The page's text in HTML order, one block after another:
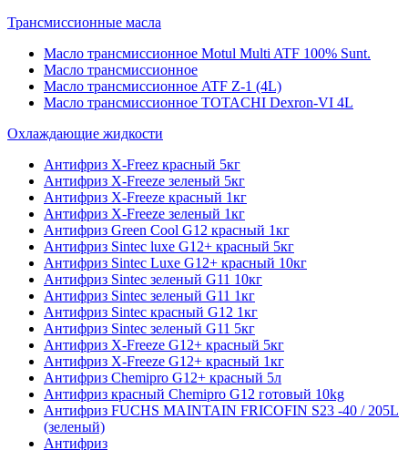
Трансмиссионные масла
Масло трансмиссионное Motul Multi ATF 100% Sunt.
Масло трансмиссионное
Масло трансмиссионное ATF Z-1 (4L)
Масло трансмиссионное TOTACHI Dexron-VI 4L
Охлаждающие жидкости
Антифриз X-Freez красный 5кг
Антифриз X-Freeze зеленый 5кг
Антифриз X-Freeze красный 1кг
Антифриз X-Freeze зеленый 1кг
Антифриз Green Cool G12 красный 1кг
Антифриз Sintec luxe G12+ красный 5кг
Антифриз Sintec Luxe G12+ красный 10кг
Антифриз Sintec зеленый G11 10кг
Антифриз Sintec зеленый G11 1кг
Антифриз Sintec красный G12 1кг
Антифриз Sintec зеленый G11 5кг
Антифриз X-Freeze G12+ красный 5кг
Антифриз X-Freeze G12+ красный 1кг
Антифриз Chemipro G12+ красный 5л
Антифриз красный Chemipro G12 готовый 10kg
Антифриз FUCHS MAINTAIN FRICOFIN S23 -40 / 205L
(зеленый)
Антифриз